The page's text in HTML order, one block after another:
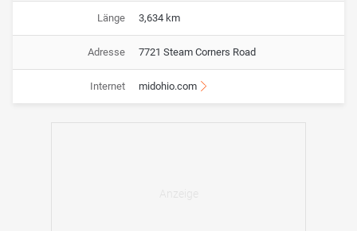
Länge 3,634 km
Adresse 7721 Steam Corners Road
Internet midohio.com